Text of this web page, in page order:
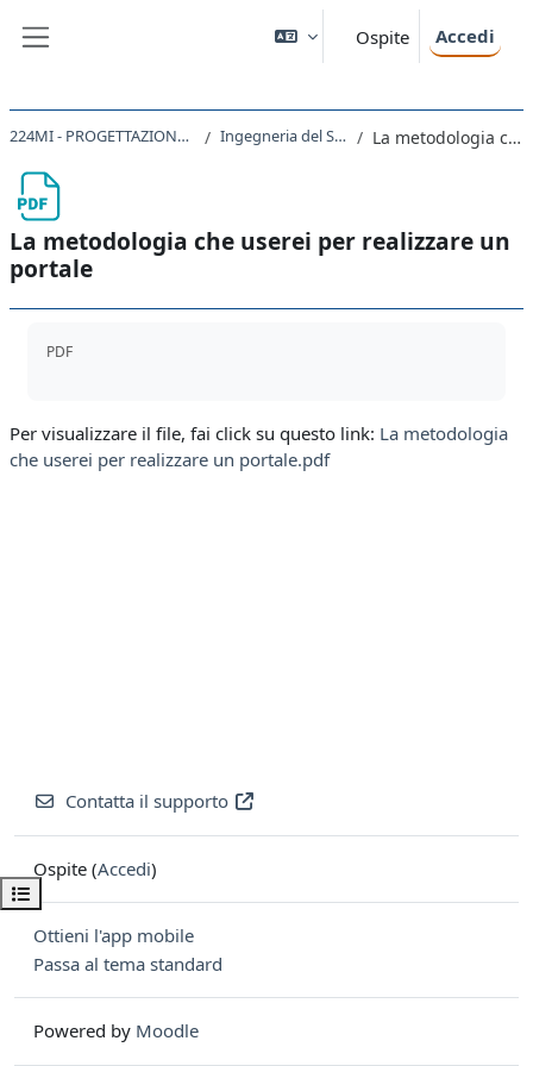
Ospite Accedi
Apri indice del corso
224MI - PROGETTAZIONE DEL SOFTWARE E DEI SISTEMI INFORMATIVI 2021 Ingegneria del Software 1 - Modelli e Metodologie La metodologia che userei per realizzare un portale
La metodologia che userei per realizzare un
portale
PDF
Per visualizzare il file, fai click su questo link: La metodologia
che userei per realizzare un portale.pdf
Contatta il supporto
Ospite (Accedi)
Ottieni l'app mobile
Passa al tema standard
Powered by Moodle